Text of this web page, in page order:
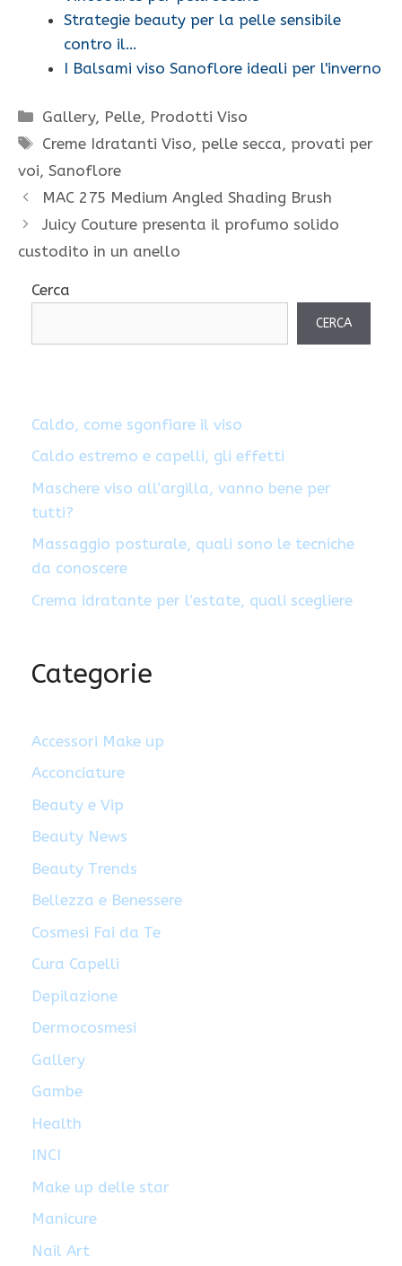
Strategie beauty per la pelle sensibile
contro il…
I Balsami viso Sanoflore ideali per l'inverno
Categorie
Gallery, Pelle, Prodotti Viso
Tag
Creme Idratanti Viso, pelle secca, provati per
voi, Sanoflore
MAC 275 Medium Angled Shading Brush
Juicy Couture presenta il profumo solido
custodito in un anello
Cerca
CERCA
Caldo, come sgonfiare il viso
Caldo estremo e capelli, gli effetti
Maschere viso all’argilla, vanno bene per
tutti?
Massaggio posturale, quali sono le tecniche
da conoscere
Crema idratante per l’estate, quali scegliere
Categorie
Accessori Make up
Acconciature
Beauty e Vip
Beauty News
Beauty Trends
Bellezza e Benessere
Cosmesi Fai da Te
Cura Capelli
Depilazione
Dermocosmesi
Gallery
Gambe
Health
INCI
Make up delle star
Manicure
Nail Art